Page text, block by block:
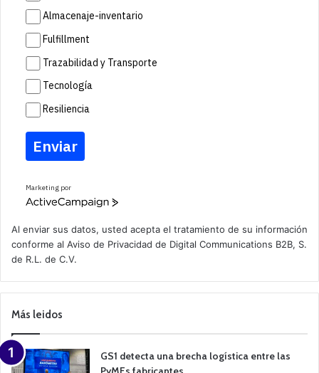
Almacenaje-inventario
Fulfillment
Trazabilidad y Transporte
Tecnología
Resiliencia
Enviar
Marketing por
A
v
e
a
m
a
n
Al enviar sus datos, usted acepta el tratamiento de su información
conforme al Aviso de Privacidad de Digital Communications B2B, S.
de R.L. de C.V.
Más leidos
GS1 detecta una brecha logística entre las